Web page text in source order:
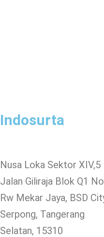
Indosurta
Nusa Loka Sektor XIV,5
Jalan Giliraja Blok Q1
Rw Mekar Jaya, BSD
Serpong, Tangerang
Selatan, 15310